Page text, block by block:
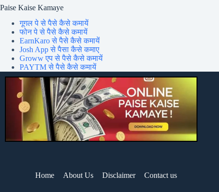
Paise Kaise Kamaye
गूगल पे से पैसे कैसे कमायें
फोन पे से पैसे कैसे कमायें
EarnKaro से पैसे कैसे कमायें
Josh App से पैसा कैसे कमाए
Groww एप से पैसे कैसे कमायें
PAYTM से पैसे कैसे कमायें
Home About Us Disclaimer Contact us